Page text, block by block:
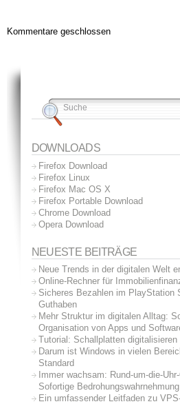
Kommentare geschlossen
DOWNLOADS
Firefox Download
Firefox Linux
Firefox Mac OS X
Firefox Portable Download
Chrome Download
Opera Download
NEUESTE BEITRÄGE
Neue Trends in der digitalen Welt
Online-Rechner für
Sicheres Bezahlen im PlayStation
Guthaben
Mehr Struktur im digitalen Alltag:
Organisation von Apps und
Tutorial: Schallplatten digitalisieren
Darum ist Windows in vielen
Standard
Immer wachsam: Rund-um-die-
Sofortige Bedrohungswahrnehmung
Ein umfassender Leitfaden zu